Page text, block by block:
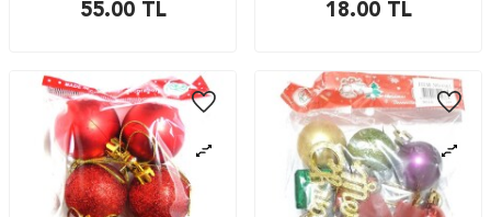
55.00TL 18.00TL